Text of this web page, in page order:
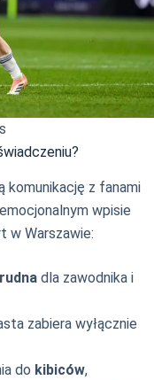
komunikację z fanami
wpisie
w Warszawie:
dla zawodnika i
zabiera wyłącznie
do kibiców,